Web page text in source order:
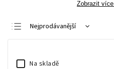
Zobrazit
Nejprodávanější
Na skladě